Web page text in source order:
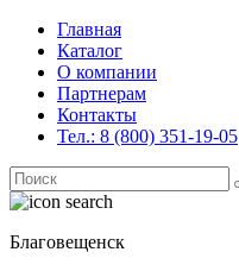
Главная
Каталог
О компании
Партнерам
Контакты
Тел.: 8 (800) 351-19-05
Поиск
for:
Благовещенск